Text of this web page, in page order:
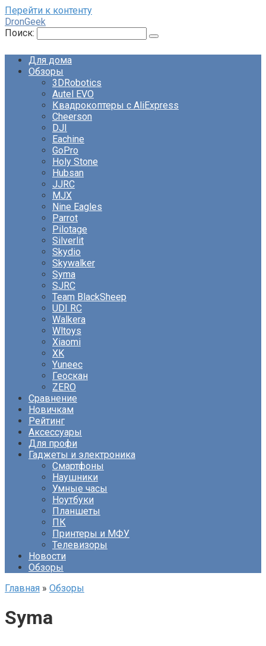
Перейти к контенту
DronGeek
Поиск:
Для дома
Обзоры
3DRobotics
Autel EVO
Квадрокоптеры с AliExpress
Cheerson
DJI
Eachine
GoPro
Holy Stone
Hubsan
JJRC
MJX
Nine Eagles
Parrot
Pilotage
Silverlit
Skydio
Skywalker
Syma
SJRC
Team BlackSheep
UDI RC
Walkera
Wltoys
Xiaomi
XK
Yuneec
Геоскан
ZERO
Сравнение
Новичкам
Рейтинг
Аксессуары
Для профи
Гаджеты и электроника
Смартфоны
Наушники
Умные часы
Ноутбуки
Планшеты
ПК
Принтеры и МФУ
Телевизоры
Новости
Обзоры
Главная » Обзоры
Syma